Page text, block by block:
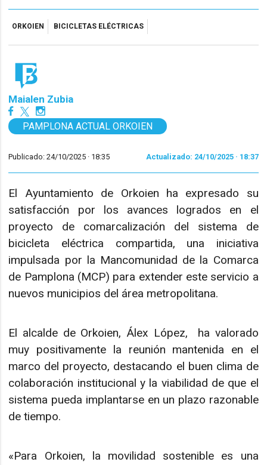
ORKOIEN BICICLETAS ELÉCTRICAS
Maialen Zubia
PAMPLONA ACTUAL ORKOIEN
Publicado: 24/10/2025 · 18:35 Actualizado: 24/10/2025 · 18:37
El Ayuntamiento de Orkoien ha expresado su
satisfacción por los avances logrados en el
proyecto de comarcalización del sistema de
bicicleta eléctrica compartida, una iniciativa
impulsada por la Mancomunidad de la Comarca
de Pamplona (MCP) para extender este servicio a
nuevos municipios del área metropolitana.
El alcalde de Orkoien, Álex López, ha valorado
muy positivamente la reunión mantenida en el
marco del proyecto, destacando el buen clima de
colaboración institucional y la viabilidad de que el
sistema pueda implantarse en un plazo razonable
de tiempo.
«Para Orkoien, la movilidad sostenible es una